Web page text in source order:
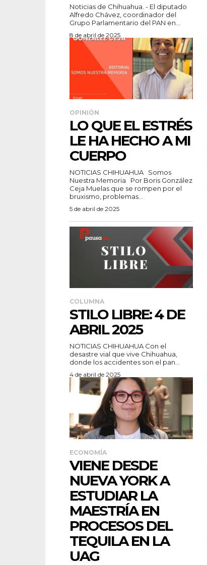
Noticias de Chihuahua. - El diputado
Alfredo Chávez, coordinador del
Grupo Parlamentario del PAN en...
8 de abril de 2025
OPINIÓN
LO QUE EL ESTRÉS
LE HA HECHO A MI
CUERPO
NOTICIAS CHIHUAHUA Somos
Nuestra Memoria Por Boris González
Ceja Muelas que se rompen por el
bruxismo, problemas...
5 de abril de 2025
COLUMNA
STILO LIBRE: 4 DE
ABRIL 2025
NOTICIAS CHIHUAHUA Con el
desastre vial que vive Chihuahua,
donde los accidentes son el pan...
4 de abril de 2025
ECONOMÍA
VIENE DESDE
NUEVA YORK A
ESTUDIAR LA
MAESTRÍA EN
PROCESOS DEL
TEQUILA EN LA
UAG